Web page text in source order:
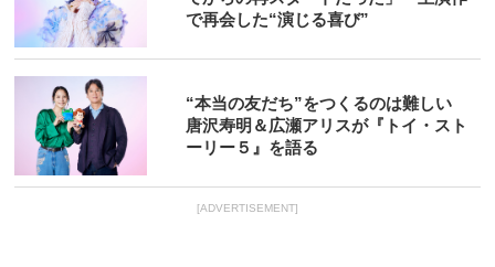
で再会した“演じる喜び”
“本当の友だち”をつくるのは難しい
唐沢寿明＆広瀬アリスが『トイ・スト
ーリー５』を語る
[ADVERTISEMENT]